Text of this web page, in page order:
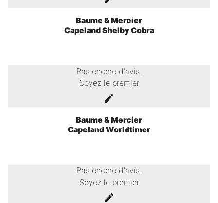
Baume & Mercier
Capeland Shelby Cobra
Pas encore d'avis.
Soyez le premier
Baume & Mercier
Capeland Worldtimer
Pas encore d'avis.
Soyez le premier